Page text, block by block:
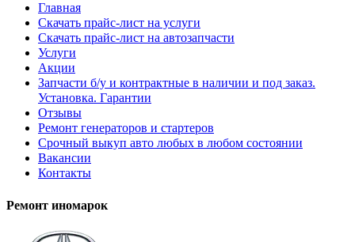
Главная
Скачать прайс-лист на услуги
Скачать прайс-лист на автозапчасти
Услуги
Акции
Запчасти б/у и контрактные в наличии и под заказ.
Установка. Гарантии
Отзывы
Ремонт генераторов и стартеров
Cрочный выкуп авто любых в любом состоянии
Вакансии
Контакты
Ремонт иномарок